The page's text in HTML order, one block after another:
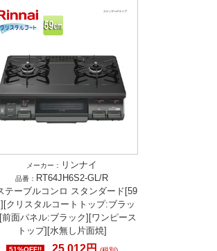
メーカー： リンナイ
品番： RT64JH6S2-GL/R
テーブルコンロ スタンダード[59
クリスタルコートトップ:ブラッ
前面パネル:ブラック][ワンピース
トップ][水無し片面焼]
51%OFF!! 25,012円